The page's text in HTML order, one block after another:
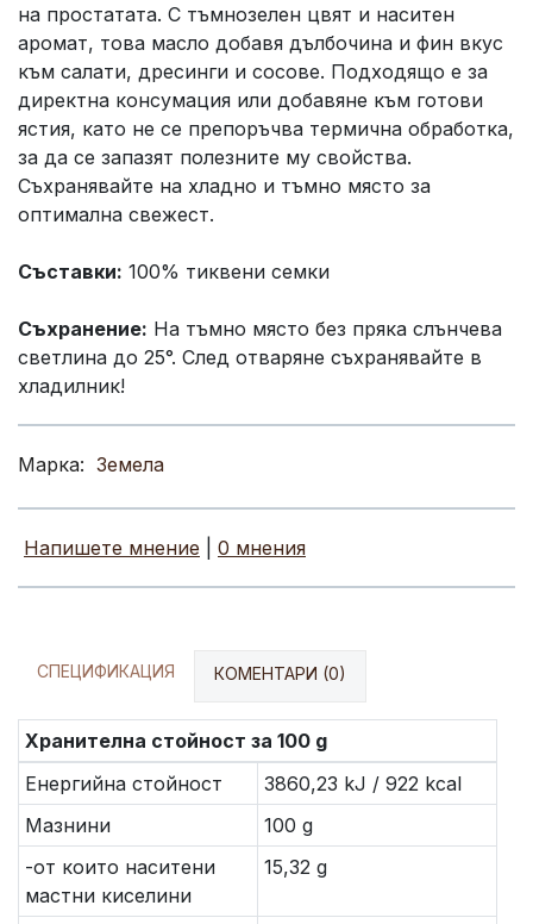
на простатата. С тъмнозелен цвят и наситен
аромат, това масло добавя дълбочина и фин вкус
към салати, дресинги и сосове. Подходящо е за
директна консумация или добавяне към готови
ястия, като не се препоръчва термична обработка,
за да се запазят полезните му свойства.
Съхранявайте на хладно и тъмно място за
оптимална свежест.
Съставки: 100% тиквени семки
Съхранение: На тъмно място без пряка слънчева
светлина до 25°. След отваряне съхранявайте в
хладилник!
Марка: Земела
Напишете мнение 0 мнения
СПЕЦИФИКАЦИЯ КОМЕНТАРИ (0)
Хранителна стойност за 100 g
Енергийна стойност
3860,23 kJ / 922 kcal
Мазнини
100 g
-от които наситени
мастни киселини
15,32 g